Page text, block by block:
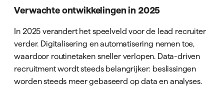
Verwachte ontwikkelingen in 2025
In 2025 verandert het speelveld voor de lead recruiter
verder. Digitalisering en automatisering nemen toe,
waardoor routinetaken sneller verlopen. Data-driven
recruitment wordt steeds belangrijker: beslissingen
worden steeds meer gebaseerd op data en analyses.